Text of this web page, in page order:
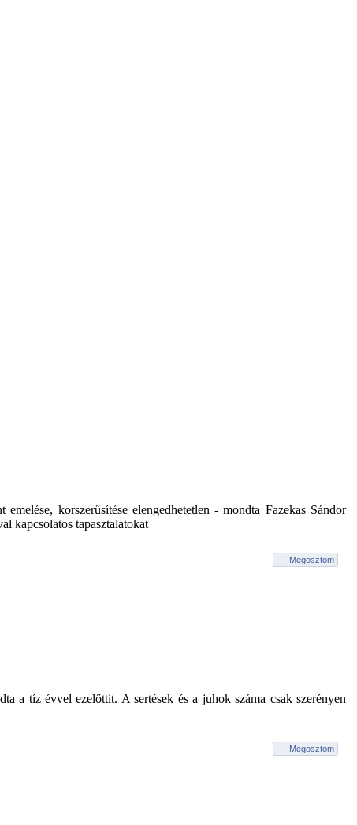
korszerűsítése elengedhetetlen - mondta Fazekas Sándor
kapcsolatos tapasztalatokat
Megosztom
a tíz évvel ezelőttit. A sertések és a juhok száma csak szerényen
Megosztom